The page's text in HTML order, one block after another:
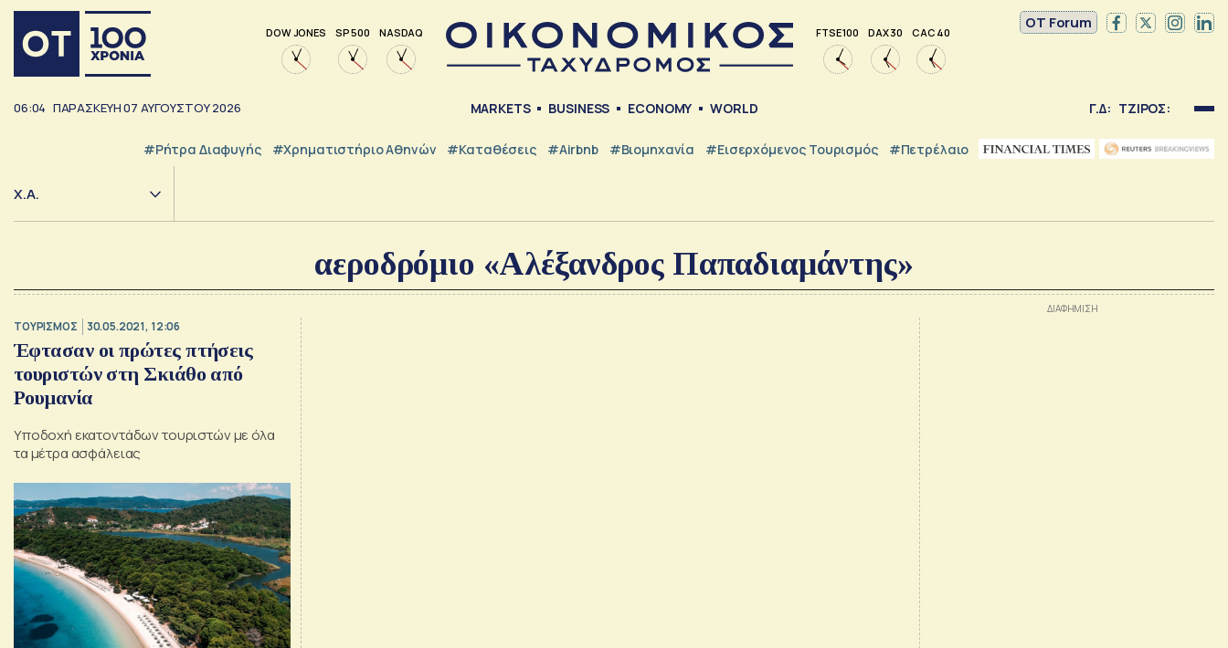
DOW JONES SP 500 NASDAQ FTSE 100 DAX 30 CAC 40
OT Forum
06:04 ΠΑΡΑΣΚΕΥΗ07 ΑΥΓΟΥΣΤΟΥ2026 MARKETS BUSINESS ECONOMY WORLD Γ.Δ: ΤΖΙΡΟΣ:
#ρήτρα Διαφυγής #Χρηματιστήριο Αθηνών #Καταθέσεις #Airbnb #Βιομηχανία #εισερχόμενος Τουρισμός #Πετρέλαιο
Χ.Α.
αεροδρόμιο «Αλέξανδρος Παπαδιαμάντης»
ΤΟΥΡΙΣΜΟΣ 30.05.2021, 12:06
Έφτασαν οι πρώτες πτήσεις
τουριστών στη Σκιάθο από
Ρουμανία
Υποδοχή εκατοντάδων τουριστών με όλα
τα μέτρα ασφάλειας